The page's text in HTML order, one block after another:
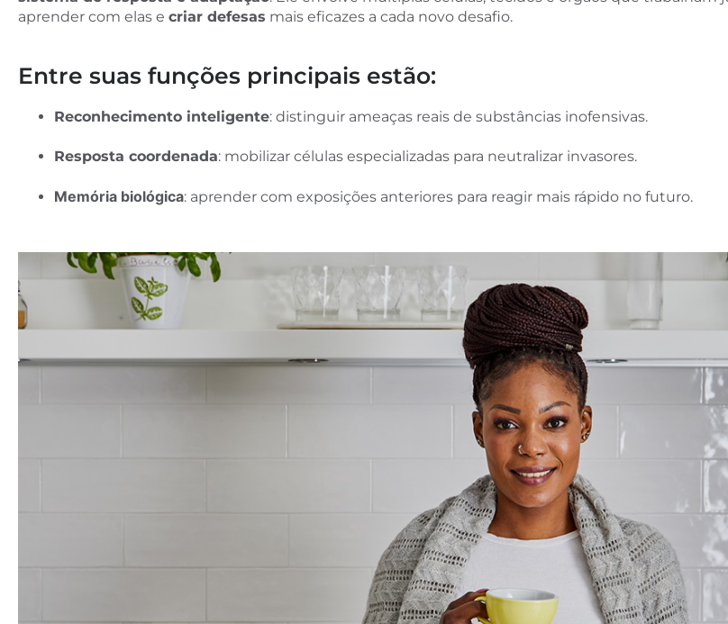
aprender com elas e criar defesas mais eficazes a cada novo desafio.
Entre suas funções principais estão:
Reconhecimento inteligente: distinguir ameaças reais de substâncias inofensivas.
Resposta coordenada: mobilizar células especializadas para neutralizar invasores.
Memória biológica: aprender com exposições anteriores para reagir mais rápido no futuro.